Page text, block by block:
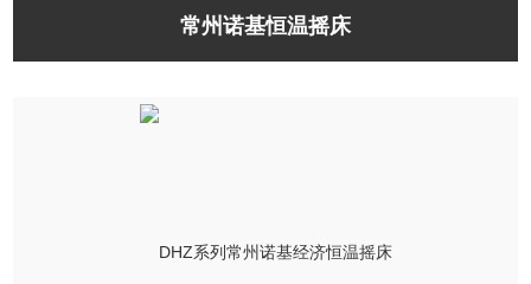
常州诺基恒温摇床